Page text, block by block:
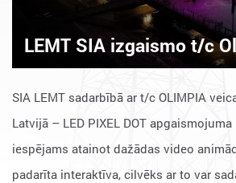
LEMT SIA izgaismo t/c
SIA LEMT sadarbībā ar t/c OLIMPIA
Latvijā – LED PIXEL DOT
iespējams atainot dažādas video
padarīta interaktīva, cilvēks ar to var